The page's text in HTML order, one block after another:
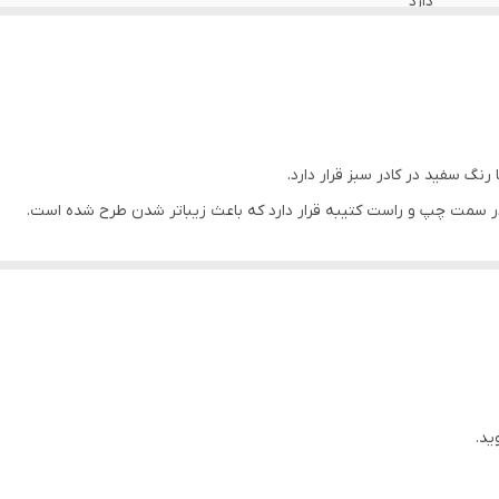
دارد
رنگ سفید در کادر سبز قرار دارد.
سمت چپ و راست کتیبه قرار دارد که باعث زیباتر شدن طرح شده است.